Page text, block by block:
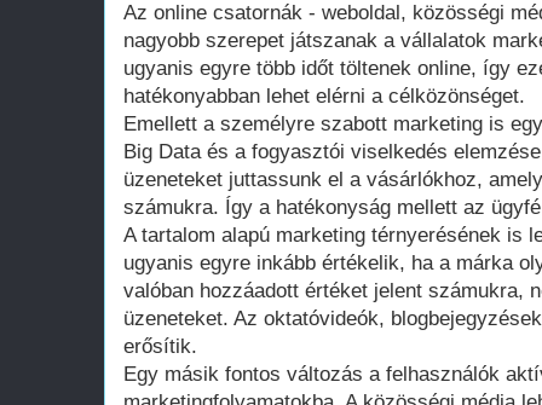
Az online csatornák - weboldal, közösségi
nagyobb szerepet játszanak a vállalatok
ugyanis egyre több időt töltenek online, így
hatékonyabban lehet elérni a célközönséget.
Emellett a személyre szabott marketing is
Big Data és a fogyasztói viselkedés
üzeneteket juttassunk el a vásárlókhoz,
számukra. Így a hatékonyság mellett az
A tartalom alapú marketing térnyerésének is
ugyanis egyre inkább értékelik, ha a márka
valóban hozzáadott értéket jelent számukra,
üzeneteket. Az oktatóvideók,
erősítik.
Egy másik fontos változás a felhasználók